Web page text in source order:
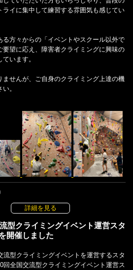
イに集中して練習する雰囲気も感じてい
る方々からの「イベントやスクール以外で
要望に応え、障害者クライミングに興味の
います。
せんが、ご自身のクライミング上達の機
。
詳細を見る
型クライミングイベント運営スタ
開催しました
流型クライミングイベントを運営するスタ
回全国交流型クライミングイベント運営ス